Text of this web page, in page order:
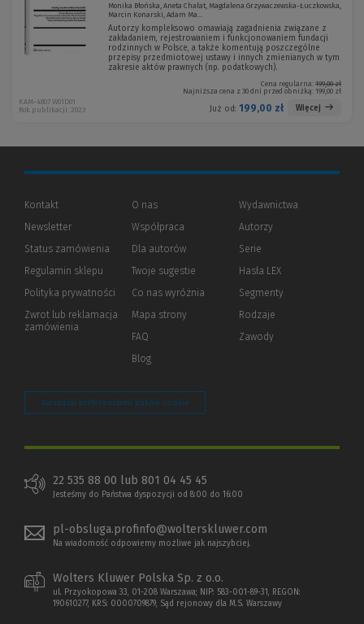
Monika Błońska, Aneta Chałat, Magdalena Grzywaczewska-Łuczkowska,
Marcin Konarski, Adam Ma...
Autorzy kompleksowo omawiają zagadnienia związane z
zakładaniem, rejestrowaniem i funkcjonowaniem fundacji
rodzinnych w Polsce, a także komentują poszczególne
przepisy przedmiotowej ustawy i innych zmienianych w tym
zakresie aktów prawnych (np. podatkowych).
Cena regularna: 199,00 zł
Najniższa cena z 30 dni przed obniżką: 199,00 zł
Już od: 199,00 zł Więcej
KAM-4807 W01D01
Rok publikacji: 2023
Kontakt
Newsletter
Status zamówienia
Regulamin sklepu
Polityka prywatności (Nowe
(Link
innej
Zwrot lub reklamacja
zamówienia
O nas
Współpraca
Dla autorów(Nowe
(Link
innej
strony)
Twoje sugestie
Co nas wyróżnia
Mapa strony
FAQ
Blog
Wydawnictwa
Autorzy
Serie
Hasła LEX
Segmenty
Rodzaje
Zawody
Zarządzaj preferencjami plików cookie
22 535 88 00 lub 801 04 45 45
Jesteśmy do Państwa dyspozycji od 8:00 do 16:00
pl-obsluga.profinfo@wolterskluwer.com
Na wiadomość odpowiemy możliwe jak najszybciej.
Wolters Kluwer Polska Sp. z o.o.
ul. Przyokopowa 33, 01-208 Warszawa; NIP: 583-001-89-31, REGON:
190610277, KRS: 0000709879, Sąd rejonowy dla M.S. Warszawy